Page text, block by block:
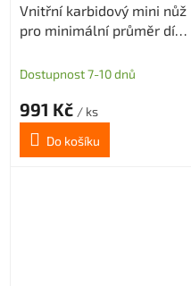
Vnitřní karbidový mini nůž
pro minimální průměr díry
Dostupnost 7-10 dnů
991 Kč / ks
Do košíku